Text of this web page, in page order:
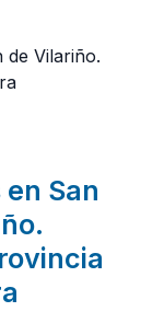
de Vilariño.
San